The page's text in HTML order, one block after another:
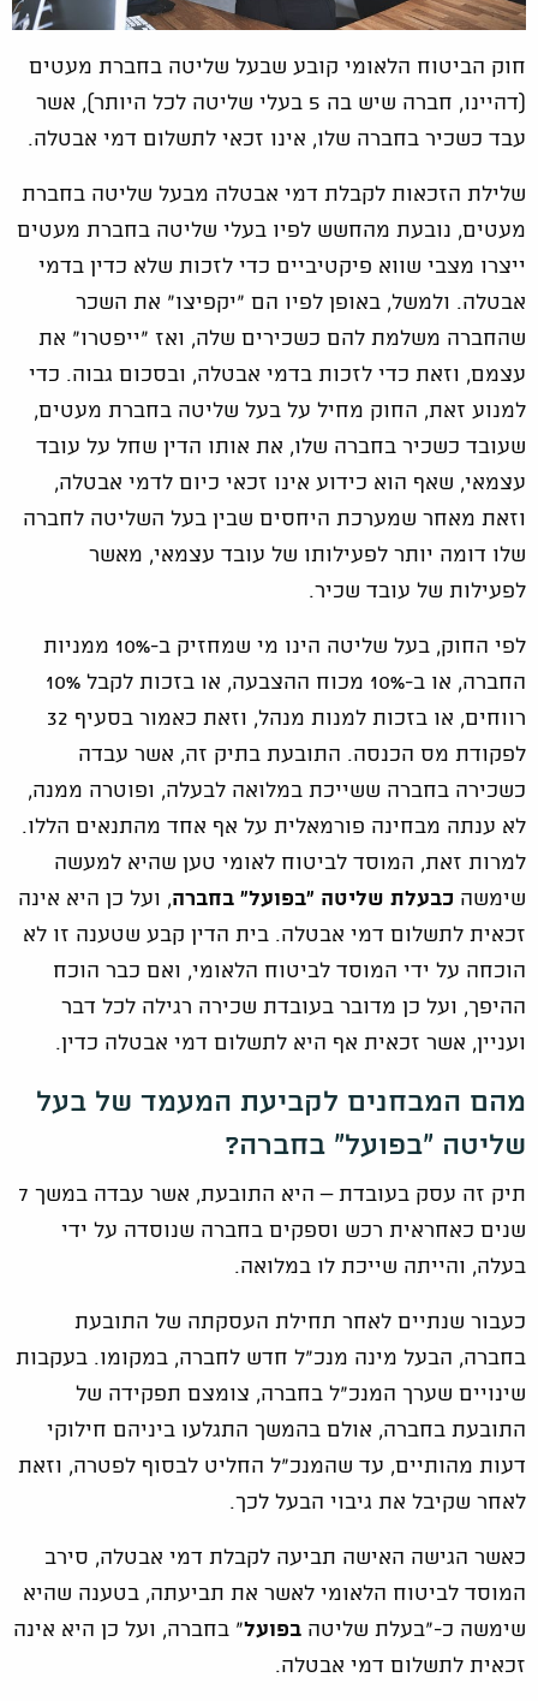
חוק הביטוח הלאומי קובע שבעל שליטה בחברת מעטים
(דהיינו, חברה שיש בה 5 בעלי שליטה לכל היותר), אשר
עבד כשכיר בחברה שלו, אינו זכאי לתשלום דמי אבטלה.
שלילת הזכאות לקבלת דמי אבטלה מבעל שליטה בחברת
מעטים, נובעת מהחשש לפיו בעלי שליטה בחברת מעטים
ייצרו מצבי שווא פיקטיביים כדי לזכות שלא כדין בדמי
אבטלה. ולמשל, באופן לפיו הם "יקפיצו" את השכר
שהחברה משלמת להם כשכירים שלה, ואז "ייפטרו" את
עצמם, וזאת כדי לזכות בדמי אבטלה, ובסכום גבוה. כדי
למנוע זאת, החוק מחיל על בעל שליטה בחברת מעטים,
שעובד כשכיר בחברה שלו, את אותו הדין שחל על עובד
עצמאי, שאף הוא כידוע אינו זכאי כיום לדמי אבטלה,
וזאת מאחר שמערכת היחסים שבין בעל השליטה לחברה
שלו דומה יותר לפעילותו של עובד עצמאי, מאשר
לפעילות של עובד שכיר.
לפי החוק, בעל שליטה הינו מי שמחזיק ב-10% ממניות
החברה, או ב-10% מכוח ההצבעה, או בזכות לקבל 10%
רווחים, או בזכות למנות מנהל, וזאת כאמור בסעיף 32
לפקודת מס הכנסה. התובעת בתיק זה, אשר עבדה
כשכירה בחברה ששייכת במלואה לבעלה, ופוטרה ממנה,
לא ענתה מבחינה פורמאלית על אף אחד מהתנאים הללו.
למרות זאת, המוסד לביטוח לאומי טען שהיא למעשה
שימשה כבעלת שליטה "בפועל" בחברה, ועל כן היא אינה
זכאית לתשלום דמי אבטלה. בית הדין קבע שטענה זו לא
הוכחה על ידי המוסד לביטוח הלאומי, ואם כבר הוכח
ההיפך, ועל כן מדובר בעובדת שכירה רגילה לכל דבר
ועניין, אשר זכאית אף היא לתשלום דמי אבטלה כדין.
מהם המבחנים לקביעת המעמד של בעל
שליטה "בפועל" בחברה?
תיק זה עסק בעובדת – היא התובעת, אשר עבדה במשך 7
שנים כאחראית רכש וספקים בחברה שנוסדה על ידי
בעלה, והייתה שייכת לו במלואה.
כעבור שנתיים לאחר תחילת העסקתה של התובעת
בחברה, הבעל מינה מנכ"ל חדש לחברה, במקומו. בעקבות
שינויים שערך המנכ"ל בחברה, צומצם תפקידה של
התובעת בחברה, אולם בהמשך התגלעו ביניהם חילוקי
דעות מהותיים, עד שהמנכ"ל החליט לבסוף לפטרה, וזאת
לאחר שקיבל את גיבוי הבעל לכך.
כאשר הגישה האישה תביעה לקבלת דמי אבטלה, סירב
המוסד לביטוח הלאומי לאשר את תביעתה, בטענה שהיא
שימשה כ-"בעלת שליטה בפועל" בחברה, ועל כן היא אינה
זכאית לתשלום דמי אבטלה.